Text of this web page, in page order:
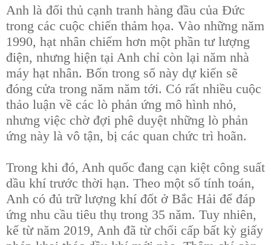
Anh là đối thủ cạnh tranh hàng đầu của Đức
trong các cuộc chiến thảm họa. Vào những năm
1990, hạt nhân chiếm hơn một phần tư lượng
điện, nhưng hiện tại Anh chỉ còn lại năm nhà
máy hạt nhân. Bốn trong số này dự kiến ​​sẽ
đóng cửa trong năm năm tới. Có rất nhiều cuộc
thảo luận về các lò phản ứng mô hình nhỏ,
nhưng việc chờ đợi phê duyệt những lò phản
ứng này là vô tận, bị các quan chức trì hoãn.
Trong khi đó, Anh quốc đang cạn kiệt công suất
dầu khí trước thời hạn. Theo một số tính toán,
Anh có đủ trữ lượng khí đốt ở Bắc Hải để đáp
ứng nhu cầu tiêu thụ trong 35 năm. Tuy nhiên,
kể từ năm 2019, Anh đã từ chối cấp bất kỳ giấy